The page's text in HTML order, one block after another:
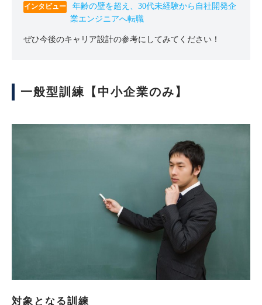
年齢の壁を超え、30代未経験から自社開発企
業エンジニアへ転職
ぜひ今後のキャリア設計の参考にしてみてください！
一般型訓練【中小企業のみ】
対象となる訓練